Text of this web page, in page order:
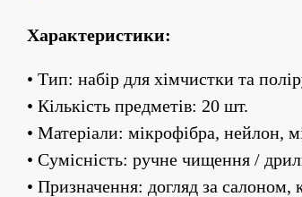
Характеристики:
• Тип: набір для хімчистки та
• Кількість предметів: 20 шт.
• Матеріали: мікрофібра, нейлон,
• Сумісність: ручне чищення /
• Призначення: догляд за